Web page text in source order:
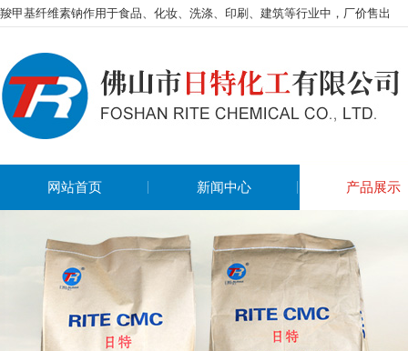
羧甲基纤维素钠作用于食品、化妆、洗涤、印刷、建筑等行业中，厂价售出
网站首页 新闻中心 产品展示